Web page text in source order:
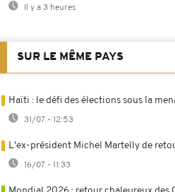
Il y a 3 heures
SUR LE MÊME PAYS
Haïti : le défi des élections sous la
31/07 - 12:53
L'ex-président Michel Martelly de
16/07 - 11:33